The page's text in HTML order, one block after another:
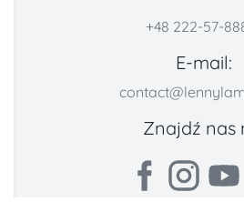
+48 222-57-
E-mail:
Znajdź nas